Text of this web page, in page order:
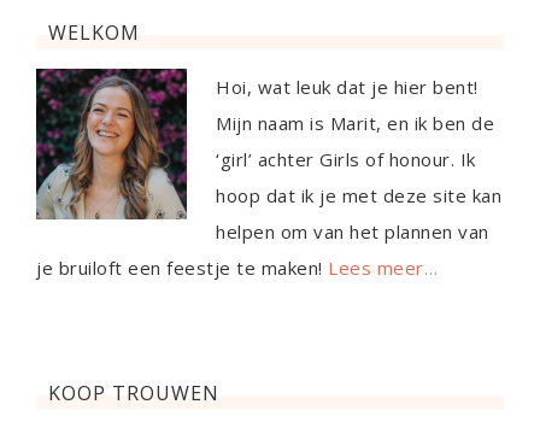
WELKOM
Hoi, wat leuk dat je hier bent!
Mijn naam is Marit, en ik ben de
‘girl’ achter Girls of honour. Ik
hoop dat ik je met deze site kan
helpen om van het plannen van
je bruiloft een feestje te maken! Lees meer…
KOOP TROUWEN